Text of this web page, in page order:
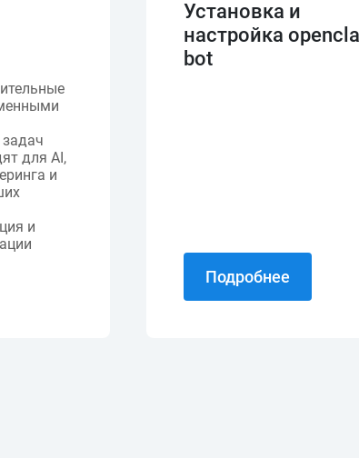
для AI,
и
и
Установка и
настройка
bot
Подробнее